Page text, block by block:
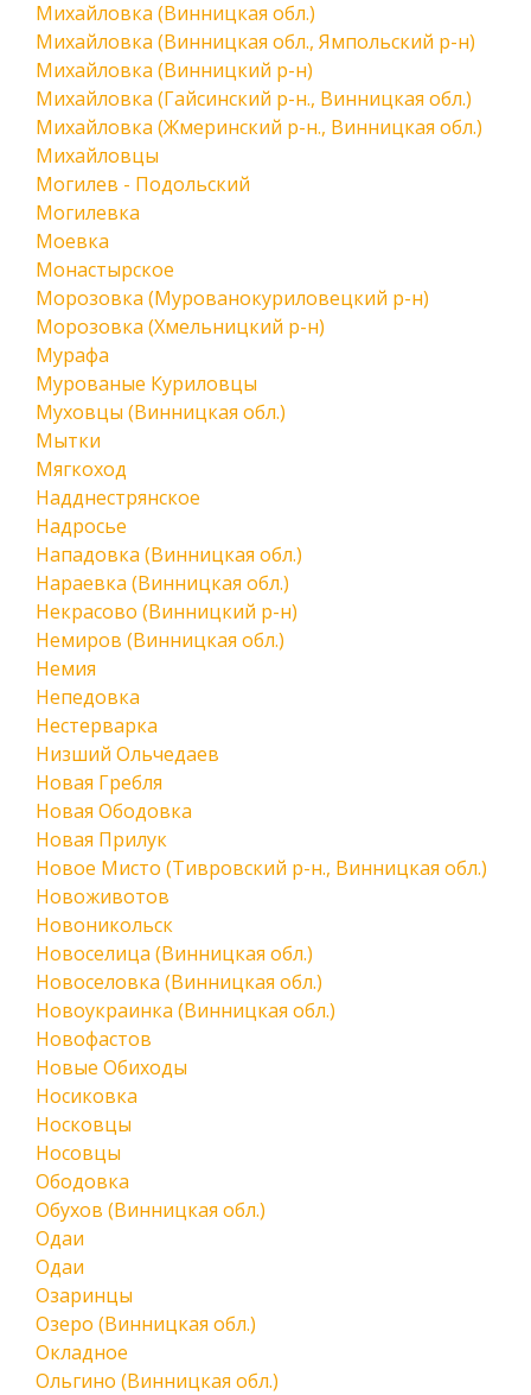
Михайловка (Винницкая обл.)
Михайловка (Винницкая обл., Ямпольский р-н)
Михайловка (Винницкий р-н)
Михайловка (Гайсинский р-н., Винницкая обл.)
Михайловка (Жмеринский р-н., Винницкая обл.)
Михайловцы
Могилев - Подольский
Могилевка
Моевка
Монастырское
Морозовка (Мурованокуриловецкий р-н)
Морозовка (Хмельницкий р-н)
Мурафа
Мурованые Куриловцы
Муховцы (Винницкая обл.)
Мытки
Мягкоход
Надднестрянское
Надросье
Нападовка (Винницкая обл.)
Нараевка (Винницкая обл.)
Некрасово (Винницкий р-н)
Немиров (Винницкая обл.)
Немия
Непедовка
Нестерварка
Низший Ольчедаев
Новая Гребля
Новая Ободовка
Новая Прилук
Новое Мисто (Тивровский р-н., Винницкая обл.)
Новоживотов
Новоникольск
Новоселица (Винницкая обл.)
Новоселовка (Винницкая обл.)
Новоукраинка (Винницкая обл.)
Новофастов
Новые Обиходы
Носиковка
Носковцы
Носовцы
Ободовка
Обухов (Винницкая обл.)
Одаи
Одаи
Озаринцы
Озеро (Винницкая обл.)
Окладное
Ольгино (Винницкая обл.)